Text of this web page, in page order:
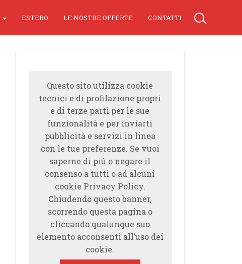
ESTERO LE NOSTRE OFFERTE CONTATTI
Questo sito utilizza cookie
tecnici e di profilazione propri
e di terze parti per le sue
funzionalità e per inviarti
pubblicità e servizi in linea
con le tue preferenze. Se vuoi
saperne di più o negare il
consenso a tutti o ad alcuni
cookie Privacy Policy.
Chiudendo questo banner,
scorrendo questa pagina o
cliccando qualunque suo
elemento acconsenti all’uso dei
cookie.